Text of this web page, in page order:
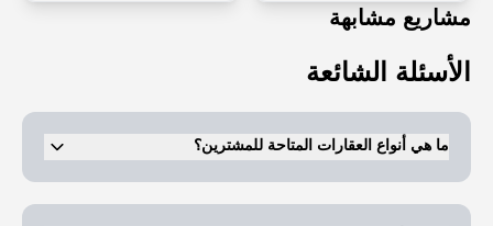
مشاريع مشابهة
الأسئلة الشائعة
ما هي أنواع العقارات المتاحة للمشترين؟
نوم.